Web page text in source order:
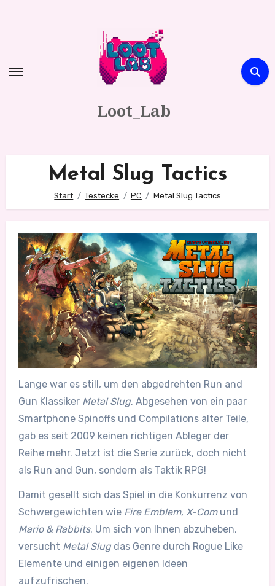
Loot_Lab
Metal Slug Tactics
Start Testecke PC Metal Slug Tactics
Lange war es still, um den abgedrehten Run and
Gun Klassiker Metal Slug. Abgesehen von ein paar
Smartphone Spinoffs und Compilations alter Teile,
gab es seit 2009 keinen richtigen Ableger der
Reihe mehr. Jetzt ist die Serie zurück, doch nicht
als Run and Gun, sondern als Taktik RPG!
Damit gesellt sich das Spiel in die Konkurrenz von
Schwergewichten wieFire Emblem, X-Comund
Mario & Rabbits. Um sich von Ihnen abzuheben,
versucht Metal Slugdas Genre durch Rogue Like
Elemente und einigen eigenen Ideen
aufzufrischen.